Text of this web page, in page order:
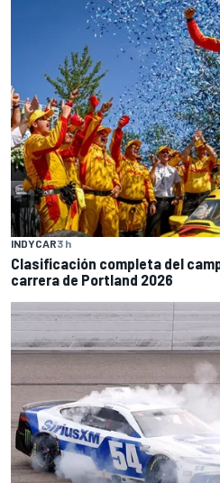
INDYCAR3 h
Clasificación completa del
carrera de Portland 2026